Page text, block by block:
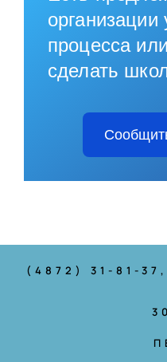
организации
процесса
сделать
(4872) 31-81-37